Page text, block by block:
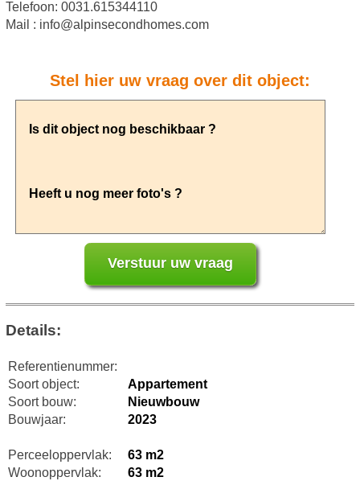
Telefoon: 0031.615344110
Mail : info@alpinsecondhomes.com
Stel hier uw vraag over dit object:
Details:
Referentienummer:
Soort object:
Appartement
Soort bouw:
Nieuwbouw
Bouwjaar:
2023
Perceeloppervlak:
63 m2
Woonoppervlak:
63 m2